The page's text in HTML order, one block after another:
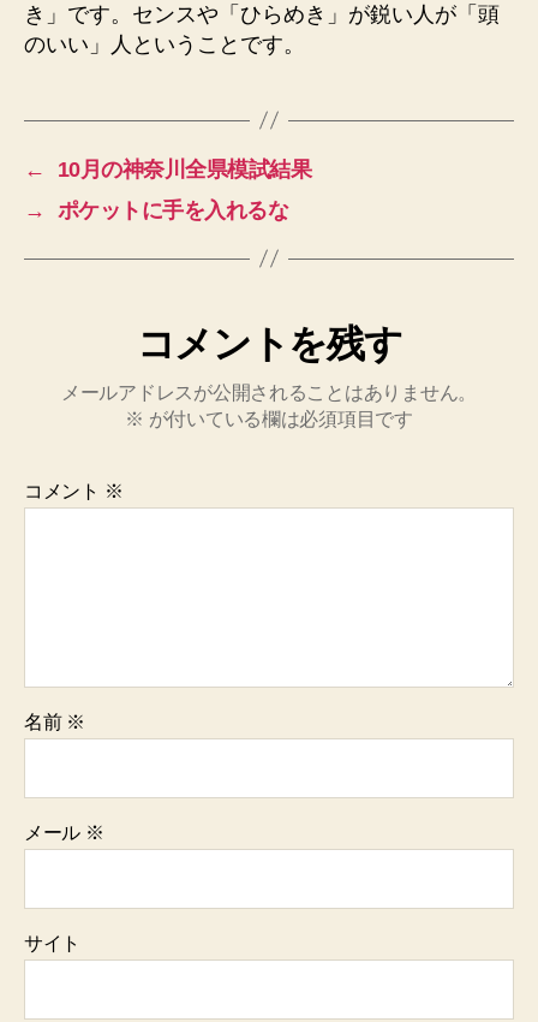
き」です。センスや「ひらめき」が鋭い人が「頭
のいい」人ということです。
←
10月の神奈川全県模試結果
→
ポケットに手を入れるな
コメントを残す
メールアドレスが公開されることはありません。
※ が付いている欄は必須項目です
コメント ※
名前 ※
メール ※
サイト